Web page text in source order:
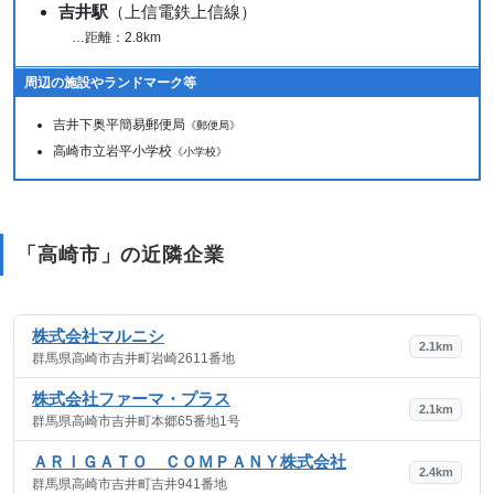
吉井駅 （上信電鉄上信線）
…距離：2.8km
周辺の施設やランドマーク等
吉井下奥平簡易郵便局 《郵便局》
高崎市立岩平小学校 《小学校》
「高崎市」の近隣企業
株式会社マルニシ
群馬県高崎市吉井町岩崎2611番地
2.1km
株式会社ファーマ・プラス
群馬県高崎市吉井町本郷65番地1号
2.1km
ＡＲＩＧＡＴＯ ＣＯＭＰＡＮＹ株式会社
群馬県高崎市吉井町吉井941番地
2.4km